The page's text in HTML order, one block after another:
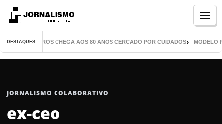
DESTAQUES
DE MIL LIVROS CHEGA AOS 80 ANOS CERCADO POR CUIDADOS MODELO
JORNALISMO COLABORATIVO
ex-ceo